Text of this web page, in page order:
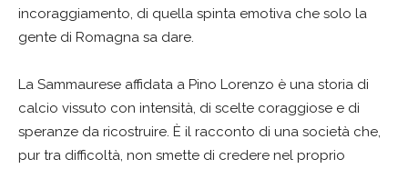
incoraggiamento, di quella spinta emotiva che solo la
gente di Romagna sa dare.
La Sammaurese affidata a Pino Lorenzo è una storia di
calcio vissuto con intensità, di scelte coraggiose e di
speranze da ricostruire. È il racconto di una società che,
pur tra difficoltà, non smette di credere nel proprio